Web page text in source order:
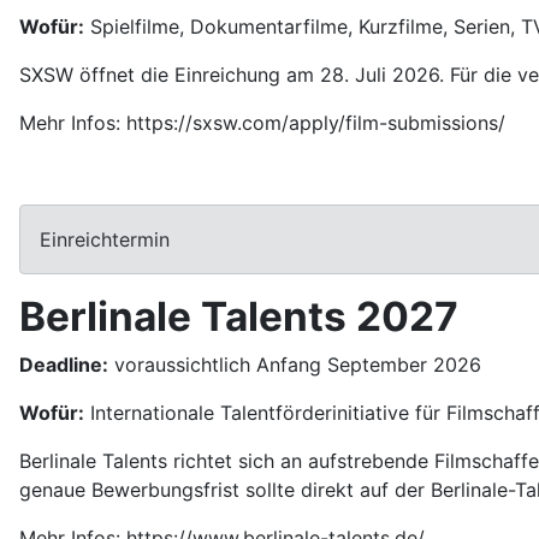
Wofür: Spielfilme, Dokumentarfilme, Kurzfilme, Serien,
SXSW öffnet die Einreichung am 28. Juli 2026. Für die
Mehr Infos: https://sxsw.com/apply/film-submissions/
Einreichtermin
Berlinale Talents 2027
Deadline: voraussichtlich Anfang September 2026
Wofür: Internationale Talentförderinitiative für
Berlinale Talents richtet sich an aufstrebende
genaue Bewerbungsfrist sollte direkt auf der Berlinale-